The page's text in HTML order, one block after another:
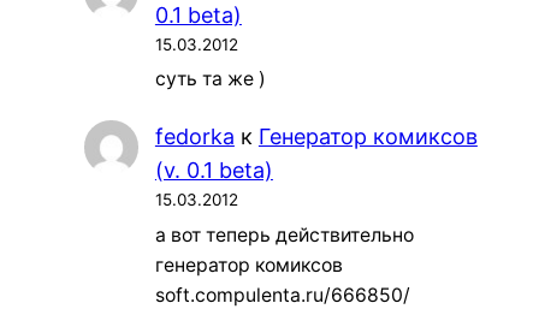
0.1 beta)
15.03.2012
суть та же )
fedorka к Генератор комиксов
(v. 0.1 beta)
15.03.2012
а вот теперь действительно
генератор комиксов
soft.compulenta.ru/666850/